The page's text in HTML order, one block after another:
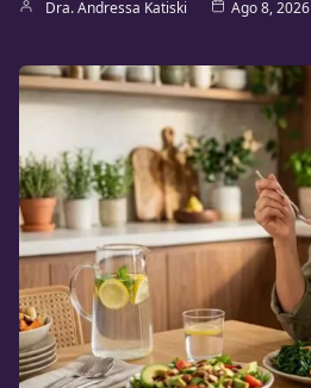
Dra. Andressa Katiski Ago 8, 2026